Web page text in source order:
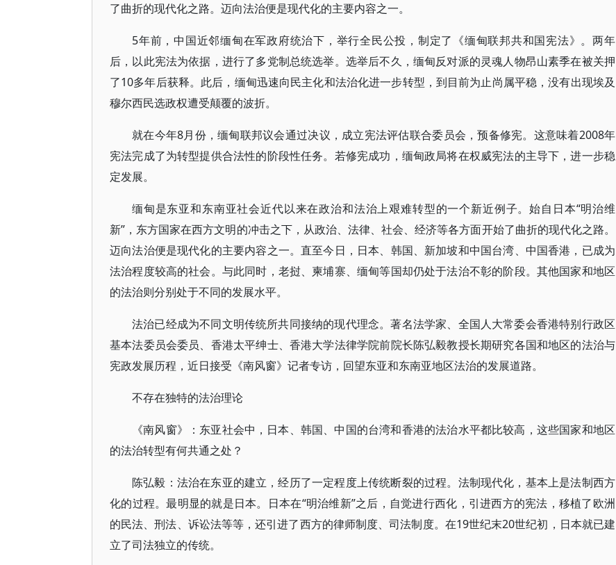
了曲折的现代化之路。迈向法治便是现代化的主要内容之一。
5年前，中国近邻缅甸在军政府统治下，举行全民公投，制定了《缅甸联邦共和国宪法》。两年
后，以此宪法为依据，进行了多党制总统选举。选举后不久，缅甸反对派的灵魂人物昂山素季在被关押
了10多年后获释。此后，缅甸迅速向民主化和法治化进一步转型，到目前为止尚属平稳，没有出现埃及
穆尔西民选政权遭受颠覆的波折。
就在今年8月份，缅甸联邦议会通过决议，成立宪法评估联合委员会，预备修宪。这意味着2008年
宪法完成了为转型提供合法性的阶段性任务。若修宪成功，缅甸政局将在权威宪法的主导下，进一步稳
定发展。
缅甸是东亚和东南亚社会近代以来在政治和法治上艰难转型的一个新近例子。始自日本“明治维
新”，东方国家在西方文明的冲击之下，从政治、法律、社会、经济等各方面开始了曲折的现代化之路。
迈向法治便是现代化的主要内容之一。直至今日，日本、韩国、新加坡和中国台湾、中国香港，已成为
法治程度较高的社会。与此同时，老挝、柬埔寨、缅甸等国却仍处于法治不彰的阶段。其他国家和地区
的法治则分别处于不同的发展水平。
法治已经成为不同文明传统所共同接纳的现代理念。著名法学家、全国人大常委会香港特别行政区
基本法委员会委员、香港太平绅士、香港大学法律学院前院长陈弘毅教授长期研究各国和地区的法治与
宪政发展历程，近日接受《南风窗》记者专访，回望东亚和东南亚地区法治的发展道路。
不存在独特的法治理论
《南风窗》：东亚社会中，日本、韩国、中国的台湾和香港的法治水平都比较高，这些国家和地区
的法治转型有何共通之处？
陈弘毅：法治在东亚的建立，经历了一定程度上传统断裂的过程。法制现代化，基本上是法制西方
化的过程。最明显的就是日本。日本在“明治维新”之后，自觉进行西化，引进西方的宪法，移植了欧洲
的民法、刑法、诉讼法等等，还引进了西方的律师制度、司法制度。在19世纪末20世纪初，日本就已建
立了司法独立的传统。